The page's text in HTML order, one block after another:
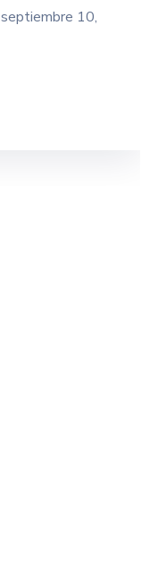
septiembre 10,